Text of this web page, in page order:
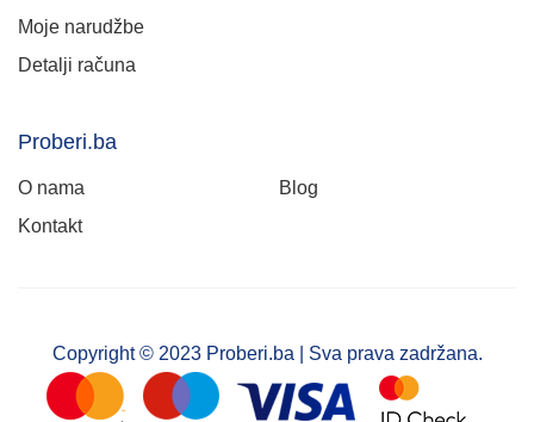
Moje narudžbe
Detalji računa
Proberi.ba
O nama
Blog
Kontakt
Copyright © 2023 Proberi.ba | Sva prava zadržana.